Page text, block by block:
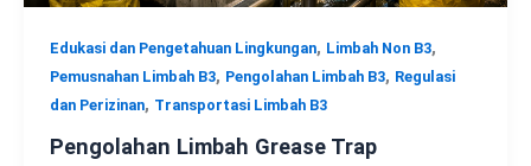
Edukasi dan Pengetahuan Lingkungan, Limbah Non B3,
Pemusnahan Limbah B3, Pengolahan Limbah B3, Regulasi
dan Perizinan, Transportasi Limbah B3
Pengolahan Limbah Grease Trap